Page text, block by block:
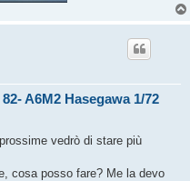
A6M2 Hasegawa 1/72
vedrò di stare più
cosa posso fare? Me la devo